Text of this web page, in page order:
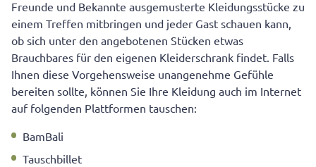
Freunde und Bekannte ausgemusterte Kleidungsstücke zu
einem Treffen mitbringen und jeder Gast schauen kann,
ob sich unter den angebotenen Stücken etwas
Brauchbares für den eigenen Kleiderschrank findet. Falls
Ihnen diese Vorgehensweise unangenehme Gefühle
bereiten sollte, können Sie Ihre Kleidung auch im Internet
auf folgenden Plattformen tauschen:
BamBali
Tauschbillet